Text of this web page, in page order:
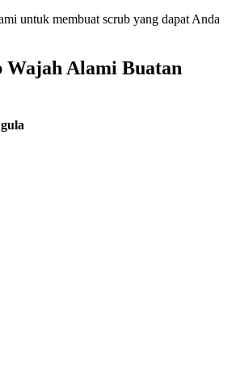
untuk membuat scrub yang dapat Anda
Wajah Alami Buatan